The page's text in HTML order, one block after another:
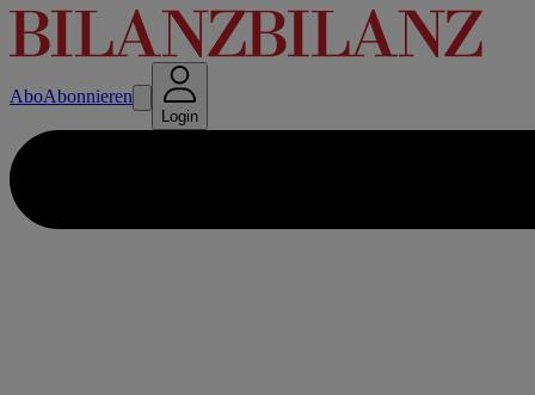
AboAbonnieren
Login